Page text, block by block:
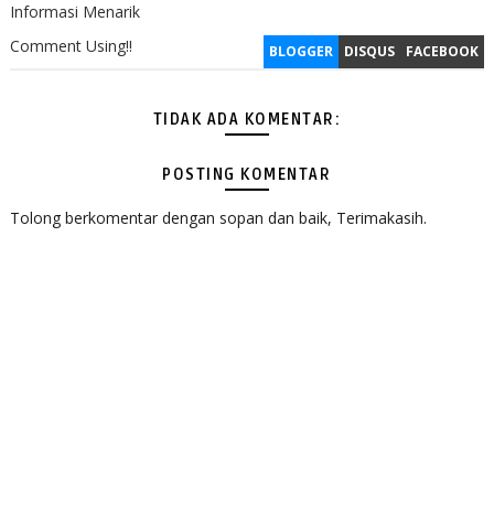
Informasi Menarik
BLOGGER DISQUS FACEBOOK
Comment Using!!
TIDAK ADA KOMENTAR:
POSTING KOMENTAR
Tolong berkomentar dengan sopan dan baik, Terimakasih.